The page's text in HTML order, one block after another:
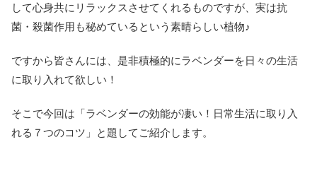
して心身共にリラックスさせてくれるものですが、実は抗
菌・殺菌作用も秘めているという素晴らしい植物♪
ですから皆さんには、是非積極的にラベンダーを日々の生活
に取り入れて欲しい！
そこで今回は「ラベンダーの効能が凄い！日常生活に取り入
れる７つのコツ」と題してご紹介します。